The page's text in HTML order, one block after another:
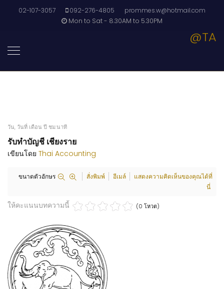
02-107-3057 092-276-4805
prommes.w@hotmail.com
Mon to Sat - 8.30AM to 5.30PM
@TA
วัน, วันที่ เดือน ปี ชม:นาที
รับทำบัญชี เชียงราย
เขียนโดย Thai Accounting
ขนาดตัวอักษร สั่งพิมพ์ อีเมล์
แสดงความคิดเห็นของคุณได้ที่
นี่
ให้คะแนนบทความนี้ (0 โหวต)